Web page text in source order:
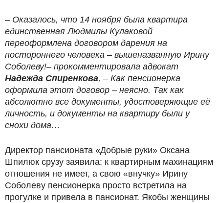
– Оказалось, что 14 ноября была квартира
единственная Людмилы Кулаковой
переоформлена договором дарения на
постороннего человека – вышеназванную Ирину
Соболеву!– прокомментировала адвокат
Надежда Спиренкова, – Как пенсионерка
оформила этот договор – неясно. Так как
абсолютно все документы, удостоверяющие её
личность, и документы на квартиру были у
снохи дома…
Директор пансионата «Добрые руки» Оксана
Шпилюк срузу заявила: к квартирным махинациям
отношения не имеет, а свою «внучку» Ирину
Соболеву пенсионерка просто встретила на
прогулке и привела в пансионат. Якобы женщины